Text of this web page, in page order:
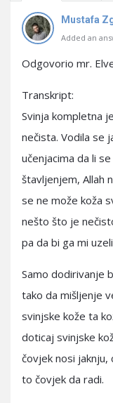
Mustafa
Added an
Odgovorio mr.
Transkript:
Svinja kompletna
nečista. Vodila se
učenjacima da li
štavljenjem, Allah
se ne može koža
nešto što je
pa da bi ga mi
Samo dodirivanje
tako da mišljenje
svinjske kože ta
doticaj svinjske
čovjek nosi jaknju,
to čovjek da radi.